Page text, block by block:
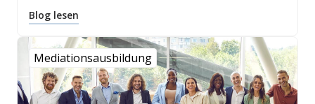
Blog lesen
Mediationsausbildung